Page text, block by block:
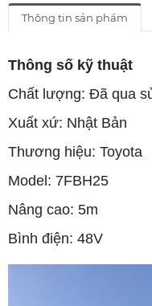
Thông tin sản phẩm
Thông số kỹ thuật
Chất lượng: Đã qua
Xuất xứ: Nhật Bản
Thương hiệu: Toyota
Model: 7FBH25
Nâng cao: 5m
Bình điện: 48V